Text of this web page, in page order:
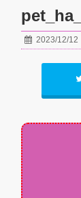
2023/12/12